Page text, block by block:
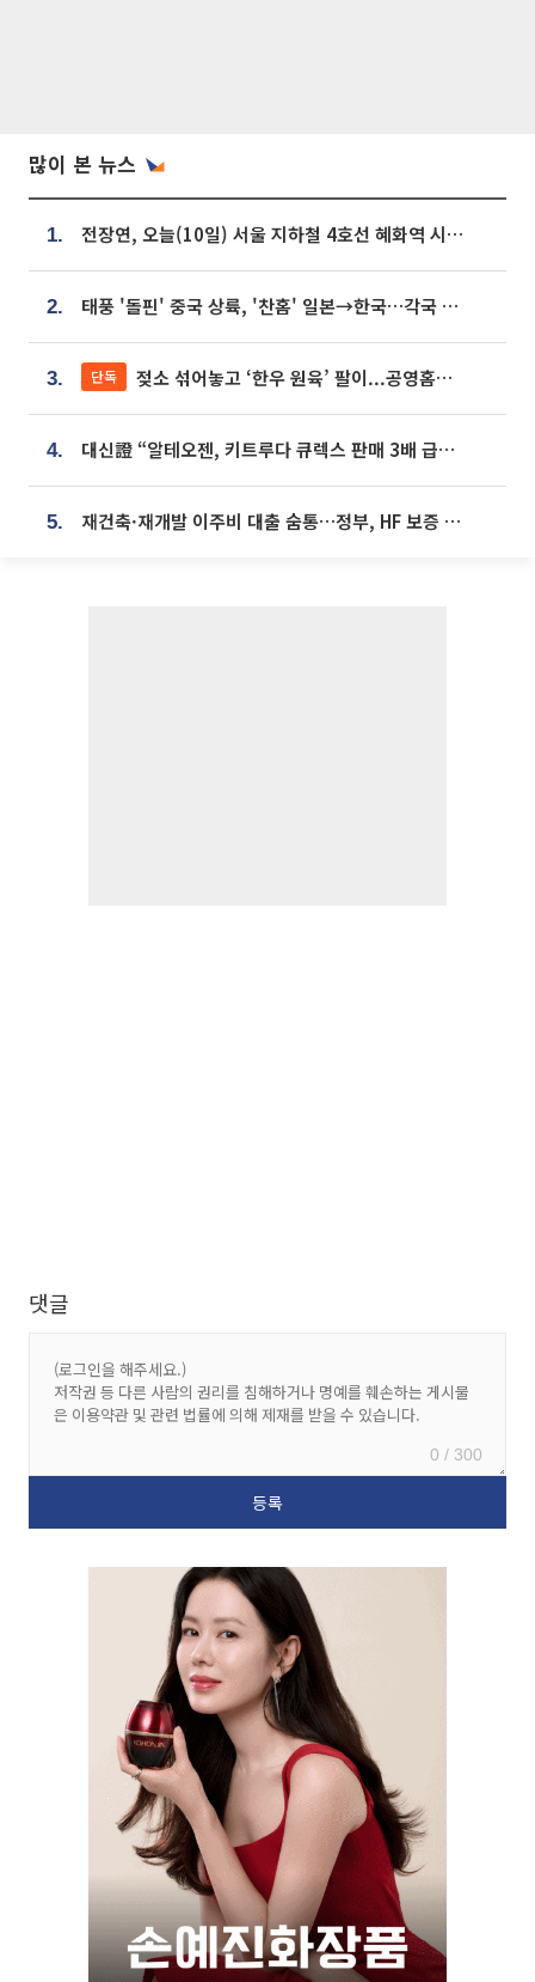
많이 본 뉴스
1. 전장연, 오늘(10일) 서울 지하철 4호선 혜화역 시위…1호선 용산역 무정차
2. 태풍 '돌핀' 중국 상륙, '찬홈' 일본→한국…각국 기상청 예상 경로는?
3. 단독 젖소 섞어놓고 ‘한우 원육’ 팔이...공영홈쇼핑 표기·검증 구멍
4. 대신證 “알테오젠, 키트루다 큐렉스 판매 3배 급증…목표가 41만원 상향”
5. 재건축·재개발 이주비 대출 숨통…정부, HF 보증 신설 추진
댓글
0 / 300